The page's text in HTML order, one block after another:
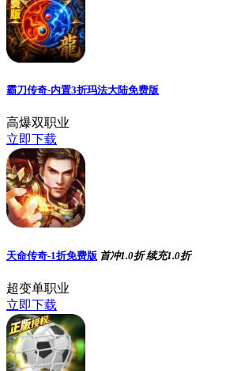
霸刀传奇-内置3折玛法大陆免费版
高爆双职业
立即下载
天命传奇-1折免费版 首冲1.0折 续充1.0折
超变单职业
立即下载